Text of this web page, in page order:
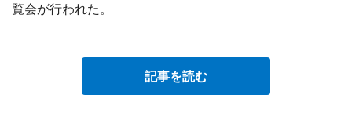
覧会が行われた。
記事を読む